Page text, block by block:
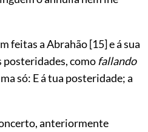
feitas a Abrahão[15]e á sua
posteridades, como fallando
só: E á tua posteridade; a
anteriormente